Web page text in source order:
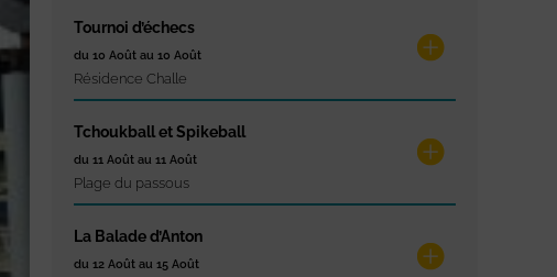
Tournoi d’échecs
du 10 Août au 10 Août
Résidence Challe
Tchoukball et Spikeball
du 11 Août au 11 Août
Plage du passous
La Balade d’Anton
du 12 Août au 15 Août